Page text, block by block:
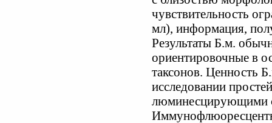
чувствительность
мл), информация,
Результаты Б.м.
ориентировочные в
таксонов. Ценность
исследовании
люминесцирующими